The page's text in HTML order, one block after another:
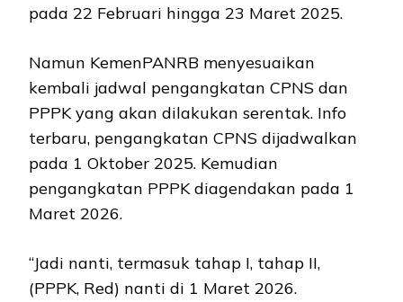
pada 22 Februari hingga 23 Maret 2025.
Namun KemenPANRB menyesuaikan
kembali jadwal pengangkatan CPNS dan
PPPK yang akan dilakukan serentak. Info
terbaru, pengangkatan CPNS dijadwalkan
pada 1 Oktober 2025. Kemudian
pengangkatan PPPK diagendakan pada 1
Maret 2026.
“Jadi nanti, termasuk tahap I, tahap II,
(PPPK, Red) nanti di 1 Maret 2026.